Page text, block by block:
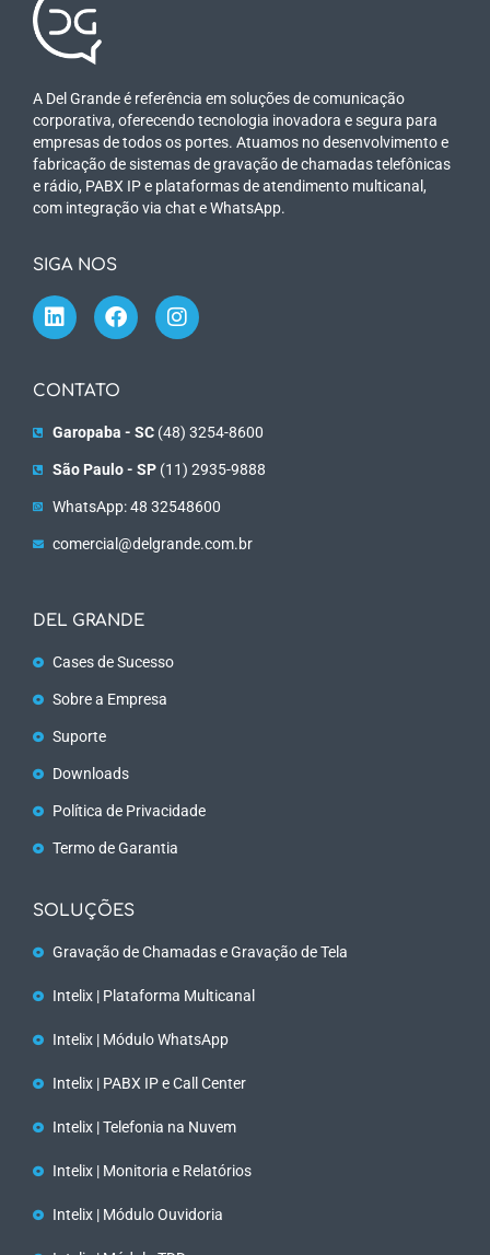
A Del Grande é referência em soluções de comunicação
corporativa, oferecendo tecnologia inovadora e segura para
empresas de todos os portes. Atuamos no desenvolvimento e
fabricação de sistemas de gravação de chamadas telefônicas
e rádio, PABX IP e plataformas de atendimento multicanal,
com integração via chat e WhatsApp.
SIGA NOS
CONTATO
Garopaba - SC(48) 3254-8600
São Paulo - SP(11) 2935-9888
WhatsApp: 48 32548600
comercial@delgrande.com.br
DEL GRANDE
Cases de Sucesso
Sobre a Empresa
Suporte
Downloads
Política de Privacidade
Termo de Garantia
SOLUÇÕES
Gravação de Chamadas e Gravação de Tela
Intelix | Plataforma Multicanal
Intelix | Módulo WhatsApp
Intelix | PABX IP e Call Center
Intelix | Telefonia na Nuvem
Intelix | Monitoria e Relatórios
Intelix | Módulo Ouvidoria